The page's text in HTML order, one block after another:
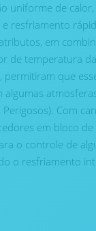
uniforme de
e resfriamento
em
de temperatura
permitiram que
algumas
Perigosos). Com
em bloco
o controle de
o resfriamento